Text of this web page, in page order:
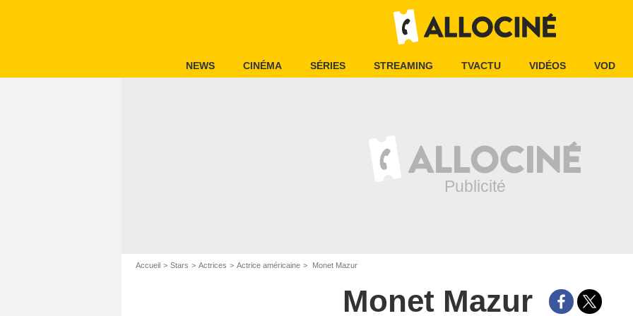
NEWS CINÉMA SÉRIES STREAMING TVACTU VIDÉOS VOD
Accueil Stars Actrices Actrice américaine Monet Mazur
Monet Mazur